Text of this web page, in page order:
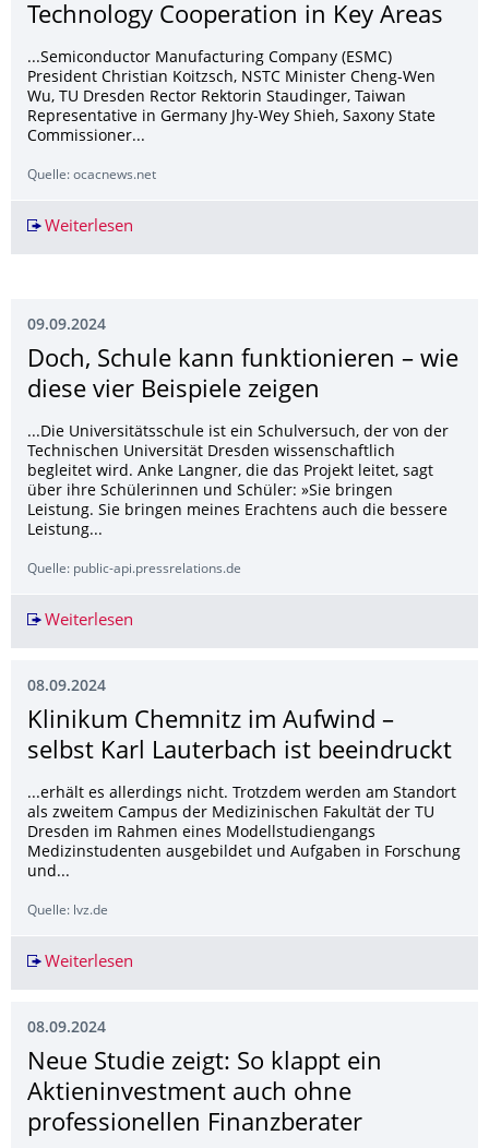
Technology Cooperation in Key Areas
...Semiconductor Manufacturing Company (ESMC)
President Christian Koitzsch, NSTC Minister Cheng-Wen
Wu, TU Dresden Rector Rektorin Staudinger, Taiwan
Representative in Germany Jhy-Wey Shieh, Saxony State
Commissioner...
Quelle: ocacnews.net
Weiterlesen
09.09.2024
Doch, Schule kann funktionieren – wie
diese vier Beispiele zeigen
...Die Universitätsschule ist ein Schulversuch, der von der
Technischen Universität Dresden wissenschaftlich
begleitet wird. Anke Langner, die das Projekt leitet, sagt
über ihre Schülerinnen und Schüler: »Sie bringen
Leistung. Sie bringen meines Erachtens auch die bessere
Leistung...
Quelle: public-api.pressrelations.de
Weiterlesen
08.09.2024
Klinikum Chemnitz im Aufwind –
selbst Karl Lauterbach ist beeindruckt
...erhält es allerdings nicht. Trotzdem werden am Standort
als zweitem Campus der Medizinischen Fakultät der TU
Dresden im Rahmen eines Modellstudiengangs
Medizinstudenten ausgebildet und Aufgaben in Forschung
und...
Quelle: lvz.de
Weiterlesen
08.09.2024
Neue Studie zeigt: So klappt ein
Aktieninvestment auch ohne
professionellen Finanzberater